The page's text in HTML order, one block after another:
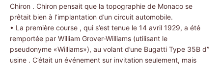
Chiron . Chiron pensait que la topographie de Monaco se
prêtait bien à l’implantation d’un circuit automobile.
• La première course , qui s’est tenue le 14 avril 1929, a été
remportée par William Grover-Williams (utilisant le
pseudonyme «Williams»), au volant d’une Bugatti Type 35B d”
usine . C’était un événement sur invitation seulement, mais